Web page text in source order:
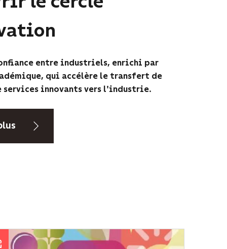
entre industriels, enrichi par
qui accélère le transfert de
services innovants vers l'industrie.